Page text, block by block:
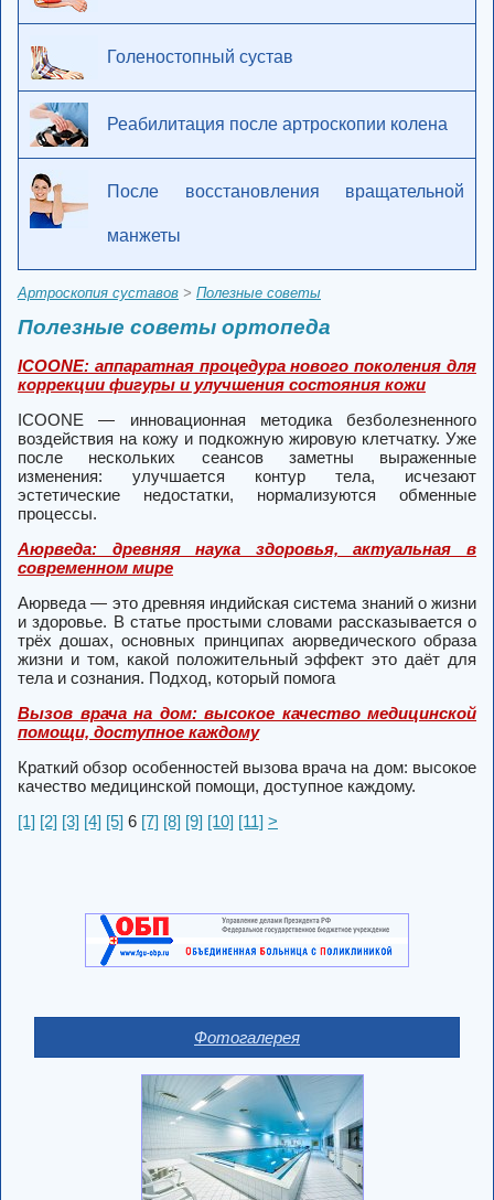
Голеностопный сустав
Реабилитация после артроскопии колена
После восстановления вращательной
манжеты
Артроскопия суставов > Полезные советы
Полезные советы ортопеда
ICOONE: аппаратная процедура нового поколения для
коррекции фигуры и улучшения состояния кожи
ICOONE — инновационная методика безболезненного
воздействия на кожу и подкожную жировую клетчатку. Уже
после нескольких сеансов заметны выраженные
изменения: улучшается контур тела, исчезают
эстетические недостатки, нормализуются обменные
процессы.
Аюрведа: древняя наука здоровья, актуальная в
современном мире
Аюрведа — это древняя индийская система знаний о жизни
и здоровье. В статье простыми словами рассказывается о
трёх дошах, основных принципах аюрведического образа
жизни и том, какой положительный эффект это даёт для
тела и сознания. Подход, который помога
Вызов врача на дом: высокое качество медицинской
помощи, доступное каждому
Краткий обзор особенностей вызова врача на дом: высокое
качество медицинской помощи, доступное каждому.
[1] [2] [3] [4] [5] 6 [7] [8] [9] [10] [11] >
Фотогалерея